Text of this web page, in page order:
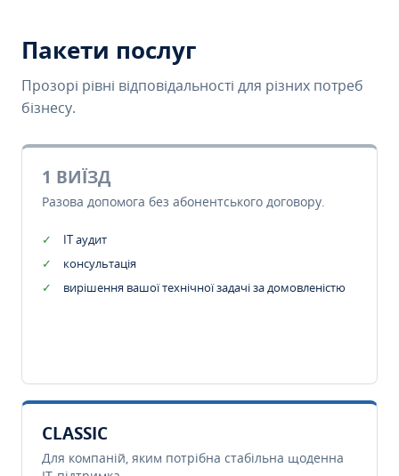
Пакети послуг
Прозорі рівні відповідальності для різних потреб
бізнесу.
1 ВИЇЗД
Разова допомога без абонентського договору.
IT аудит
консультація
вирішення вашої технічної задачі за домовленістю
CLASSIC
Для компаній, яким потрібна стабільна щоденна